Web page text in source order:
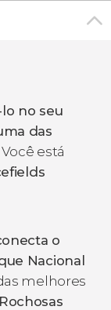
no seu
das
Você está
o
Nacional
melhores